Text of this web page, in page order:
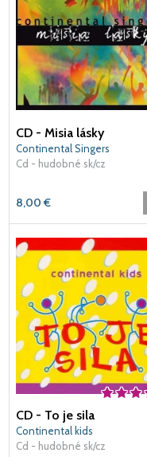
CD - Misia lásky
Continental Singers
Cd - hudobné sk/cz
8,00 €
CD - To je sila
Continental kids
Cd - hudobné sk/cz